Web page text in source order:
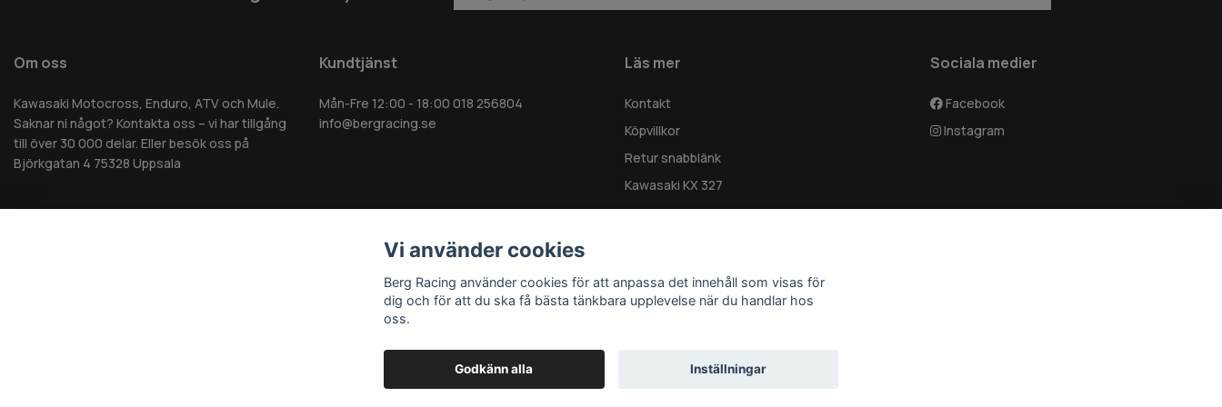
Om oss
Kawasaki Motocross, Enduro, ATV och Mule.
Saknar ni något? Kontakta oss – vi har tillgång
till över 30 000 delar. Eller besök oss på
Björkgatan 4 75328 Uppsala
Kundtjänst
Mån-Fre 12:00 - 18:00 018 256804
info@bergracing.se
Läs mer
Kontakt
Köpvillkor
Retur snabblänk
Kawasaki KX 327
Sociala medier
Facebook
Instagram
Vi använder cookies
Berg Racing använder cookies för att anpassa det innehåll som visas för
dig och för att du ska få bästa tänkbara upplevelse när du handlar hos
oss.
Godkänn alla Inställningar